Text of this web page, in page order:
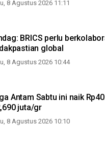
8 Agustus 2026 11:11
BRICS perlu
global
8 Agustus 2026 10:44
Antam Sabtu ini naik
juta/gr
8 Agustus 2026 10:10